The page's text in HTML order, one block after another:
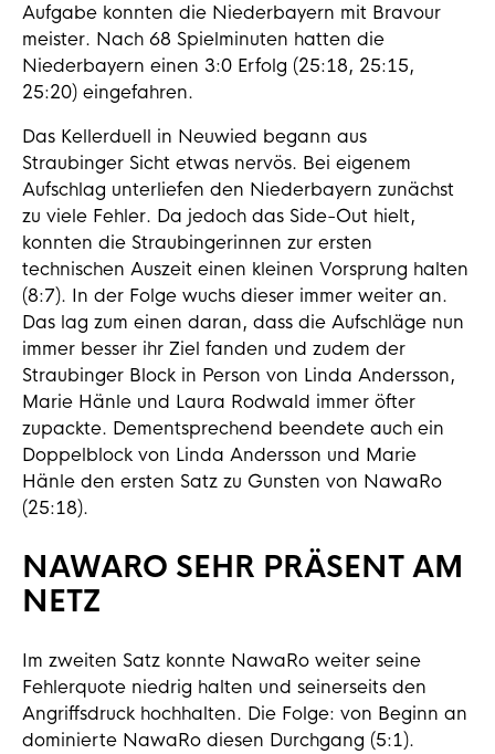
Aufgabe konnten die Niederbayern mit Bravour
meister. Nach 68 Spielminuten hatten die
Niederbayern einen 3:0 Erfolg (25:18, 25:15,
25:20) eingefahren.
Das Kellerduell in Neuwied begann aus
Straubinger Sicht etwas nervös. Bei eigenem
Aufschlag unterliefen den Niederbayern zunächst
zu viele Fehler. Da jedoch das Side-Out hielt,
konnten die Straubingerinnen zur ersten
technischen Auszeit einen kleinen Vorsprung halten
(8:7). In der Folge wuchs dieser immer weiter an.
Das lag zum einen daran, dass die Aufschläge nun
immer besser ihr Ziel fanden und zudem der
Straubinger Block in Person von Linda Andersson,
Marie Hänle und Laura Rodwald immer öfter
zupackte. Dementsprechend beendete auch ein
Doppelblock von Linda Andersson und Marie
Hänle den ersten Satz zu Gunsten von NawaRo
(25:18).
NAWARO SEHR PRÄSENT AM
NETZ
Im zweiten Satz konnte NawaRo weiter seine
Fehlerquote niedrig halten und seinerseits den
Angriffsdruck hochhalten. Die Folge: von Beginn an
dominierte NawaRo diesen Durchgang (5:1).